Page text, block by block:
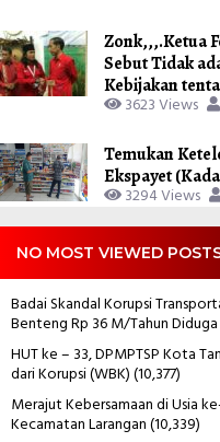
Zonk,,,.Ketua
Sebut Tidak
Kebijakan
3623 Views
Temukan
Ekspayet
3294 Views
NO MOST VIEWED
Badai Skandal Korupsi
Benteng Rp 36 M/Tahun
HUT ke – 33, DPMPTSP Kota
dari Korupsi (WBK)(10,377)
Merajut Kebersamaan di Usia
Kecamatan Larangan(10,339)